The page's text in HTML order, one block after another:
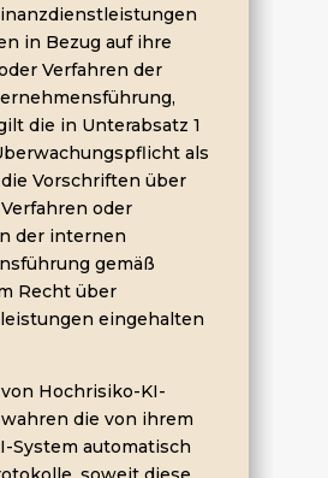
in Bezug auf ihre
Verfahren der
die in Unterabsatz 1
als
Vorschriften über
oder
der internen
gemäß
Recht über
eingehalten
Hochrisiko-KI-
die von ihrem
System automatisch